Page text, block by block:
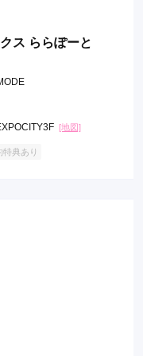
ス ららぽーと
[地図]
特典あり